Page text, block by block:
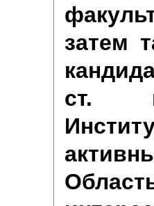
затем
ст.